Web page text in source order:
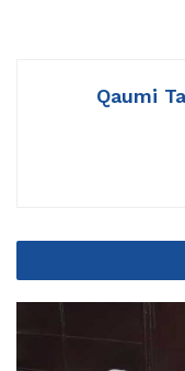
Qaumi